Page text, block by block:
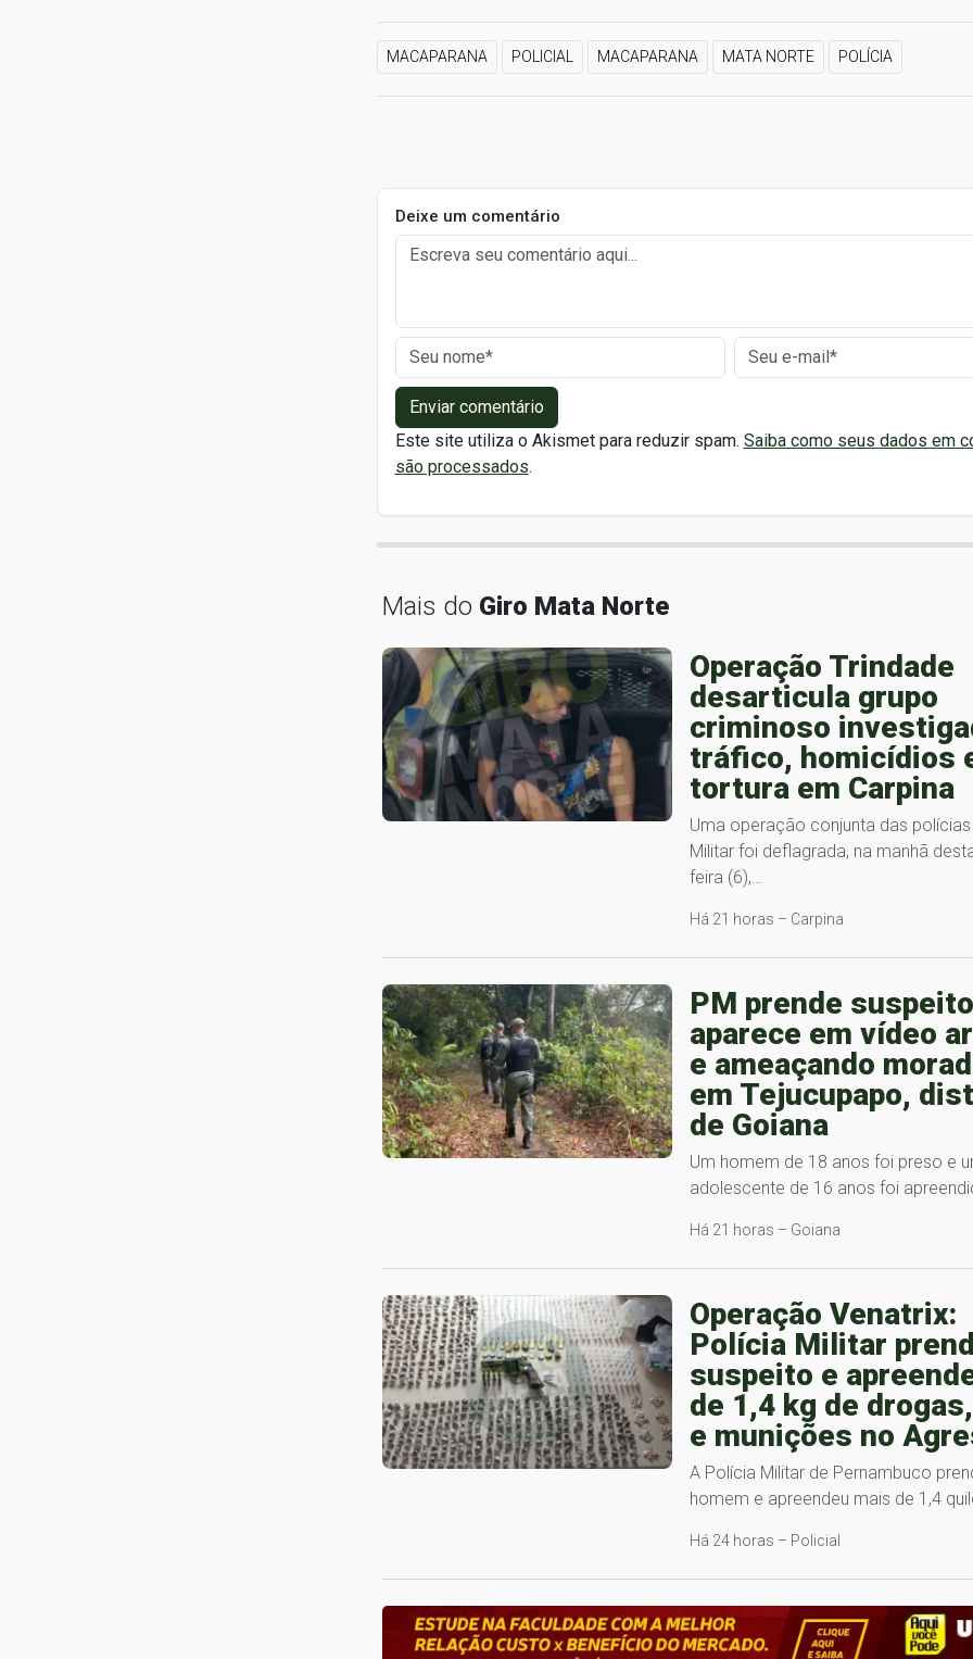
MACAPARANA POLICIAL MACAPARANA MATA NORTE POLÍCIA
Deixe um comentário
Enviar comentário
Este site utiliza o Akismet para reduzir spam. Saiba como seus dados em
são processados.
Mais do Giro Mata Norte
Operação Trindade
desarticula grupo
criminoso
tráfico, homicídios
tortura em Carpina
Uma operação conjunta das polícias
Militar foi deflagrada, na manhã
feira (6),…
Há 21 horas – Carpina
PM prende
aparece em vídeo
e ameaçando
em Tejucupapo,
de Goiana
Um homem de 18 anos foi preso e
adolescente de 16 anos foi
Há 21 horas – Goiana
Operação Venatrix:
Polícia Militar
suspeito e
de 1,4 kg de
e munições no
A Polícia Militar de Pernambuco
homem e apreendeu mais de 1,4
Há 24 horas – Policial